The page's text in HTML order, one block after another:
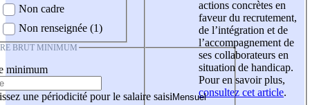
Non cadre
Non renseignée (1)
BRUT MINIMUM
minimum
une périodicité pour le salaire saisi
actions concrètes en
faveur du recrutement,
de l’intégration et de
l’accompagnement de
ses collaborateurs en
situation de handicap.
Pour en savoir plus,
consultez cet article.